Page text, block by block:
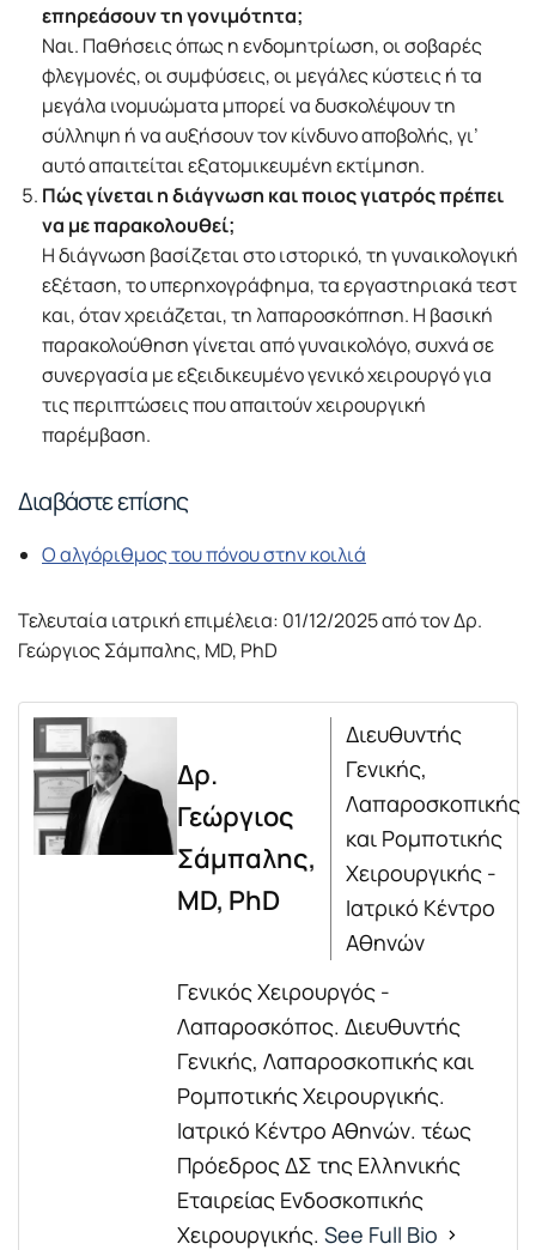
επηρεάσουν τη γονιμότητα;
Ναι. Παθήσεις όπως η ενδομητρίωση, οι σοβαρές
φλεγμονές, οι συμφύσεις, οι μεγάλες κύστεις ή τα
μεγάλα ινομυώματα μπορεί να δυσκολέψουν τη
σύλληψη ή να αυξήσουν τον κίνδυνο αποβολής, γι’
αυτό απαιτείται εξατομικευμένη εκτίμηση.
Πώς γίνεται η διάγνωση και ποιος γιατρός πρέπει
να με παρακολουθεί;
Η διάγνωση βασίζεται στο ιστορικό, τη γυναικολογική
εξέταση, το υπερηχογράφημα, τα εργαστηριακά τεστ
και, όταν χρειάζεται, τη λαπαροσκόπηση. Η βασική
παρακολούθηση γίνεται από γυναικολόγο, συχνά σε
συνεργασία με εξειδικευμένο γενικό χειρουργό για
τις περιπτώσεις που απαιτούν χειρουργική
παρέμβαση.
Διαβάστε επίσης
Ο αλγόριθμος του πόνου στην κοιλιά
Τελευταία ιατρική επιμέλεια: 01/12/2025 από τον Δρ.
Γεώργιος Σάμπαλης, MD, PhD
Δρ.
Γεώργιος
Σάμπαλης,
MD, PhD
Διευθυντής
Γενικής,
Λαπαροσκοπικής
και Ρομποτικής
Χειρουργικής -
Ιατρικό Κέντρο
Αθηνών
Γενικός Χειρουργός -
Λαπαροσκόπος. Διευθυντής
Γενικής, Λαπαροσκοπικής και
Ρομποτικής Χειρουργικής.
Ιατρικό Κέντρο Αθηνών. τέως
Πρόεδρος ΔΣ της Ελληνικής
Εταιρείας Ενδοσκοπικής
Χειρουργικής. See Full Bio